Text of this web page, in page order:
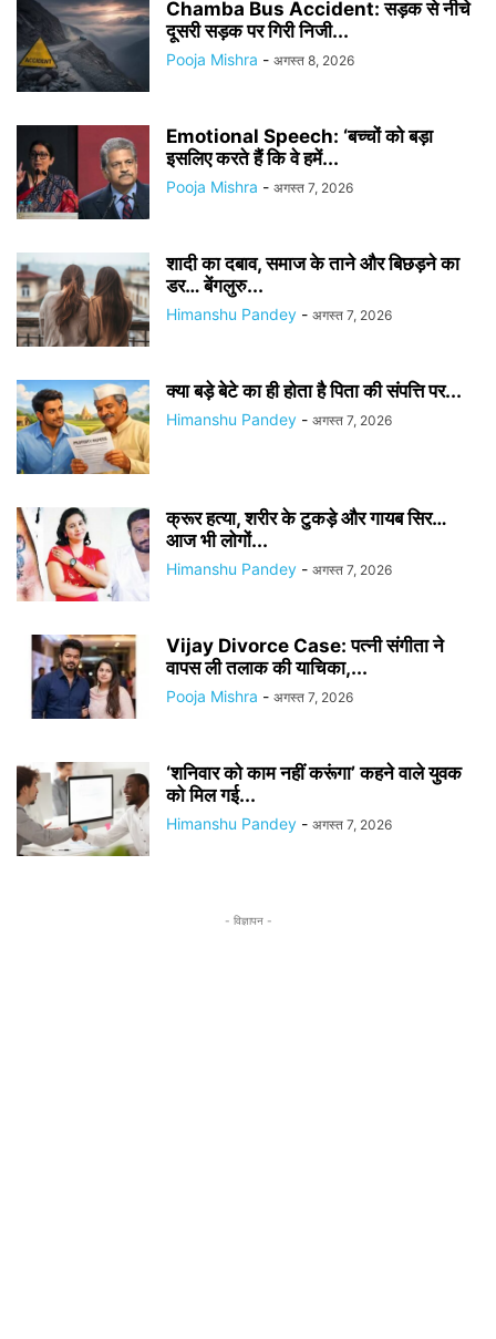
Chamba Bus Accident: सड़क से नीचे
दूसरी सड़क पर गिरी निजी...
Pooja Mishra - अगस्त 8, 2026
Emotional Speech: ‘बच्चों को बड़ा
इसलिए करते हैं कि वे हमें...
Pooja Mishra - अगस्त 7, 2026
शादी का दबाव, समाज के ताने और बिछड़ने का
डर… बेंगलुरु...
Himanshu Pandey - अगस्त 7, 2026
क्या बड़े बेटे का ही होता है पिता की संपत्ति पर...
Himanshu Pandey - अगस्त 7, 2026
क्रूर हत्या, शरीर के टुकड़े और गायब सिर…
आज भी लोगों...
Himanshu Pandey - अगस्त 7, 2026
Vijay Divorce Case: पत्नी संगीता ने
वापस ली तलाक की याचिका,...
Pooja Mishra - अगस्त 7, 2026
‘शनिवार को काम नहीं करूंगा’ कहने वाले युवक
को मिल गई...
Himanshu Pandey - अगस्त 7, 2026
- विज्ञापन -